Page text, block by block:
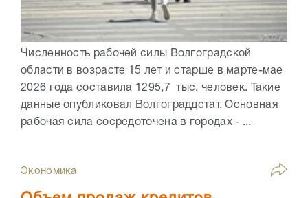
Численность рабочей силы Волгоградской
области в возрасте 15 лет и старше в марте-мае
2026 года составила 1295,7 тыс. человек. Такие
данные опубликовал Волгограддстат. Основная
рабочая сила сосредоточена в городах - ...
Экономика